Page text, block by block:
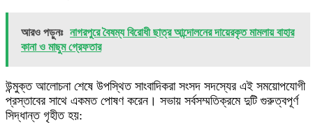
আরও পড়ুনঃ নাগরপুরে বৈষম্য বিরোধী ছাত্র আন্দোলনের দায়েরকৃত মামলায় বাহার
কানা ও মাছুম গ্রেফতার
​উন্মুক্ত আলোচনা শেষে উপস্থিত সাংবাদিকরা সংসদ সদস্যের এই সময়োপযোগী
প্রস্তাবের সাথে একমত পোষণ করেন। সভায় সর্বসম্মতিক্রমে দুটি গুরুত্বপূর্ণ
সিদ্ধান্ত গৃহী‌ত হয়: